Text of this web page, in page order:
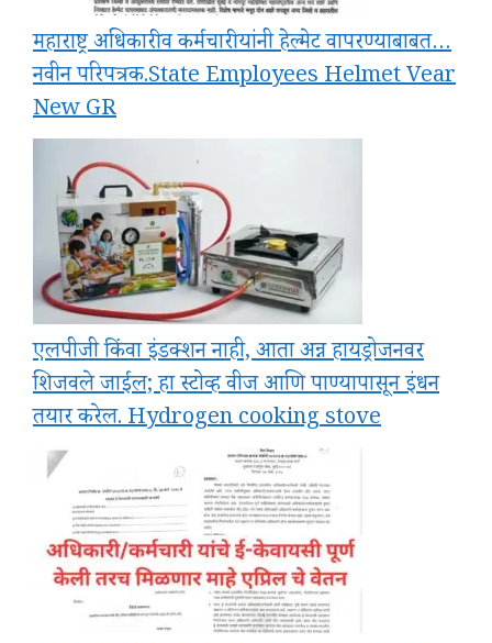
महाराष्ट्र अधिकारी व कर्मचारी यांनी हेल्मेट वापरण्याबाबत…
नवीन परिपत्रक.State Employees Helmet Vear
New GR
एलपीजी किंवा इंडक्शन नाही, आता अन्न हायड्रोजनवर
शिजवले जाईल; हा स्टोव्ह वीज आणि पाण्यापासून इंधन
तयार करेल. Hydrogen cooking stove